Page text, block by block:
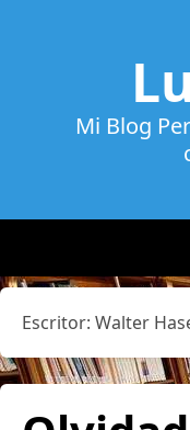
Mi Blog
Escritor: Walter